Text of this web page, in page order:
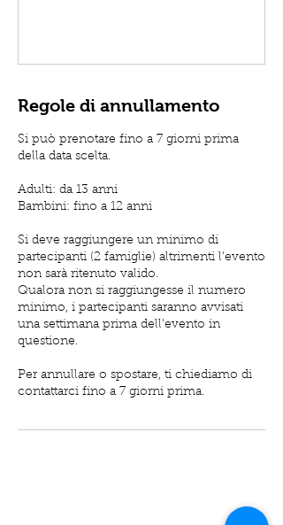
Regole di annullamento
Si può prenotare fino a 7 giorni prima
della data scelta.
Adulti: da 13 anni
Bambini: fino a 12 anni
Si deve raggiungere un minimo di
partecipanti (2 famiglie) altrimenti l'evento
non sarà ritenuto valido.
Qualora non si raggiungesse il numero
minimo, i partecipanti saranno avvisati
una settimana prima dell'evento in
questione.
Per annullare o spostare, ti chiediamo di
contattarci fino a 7 giorni prima.